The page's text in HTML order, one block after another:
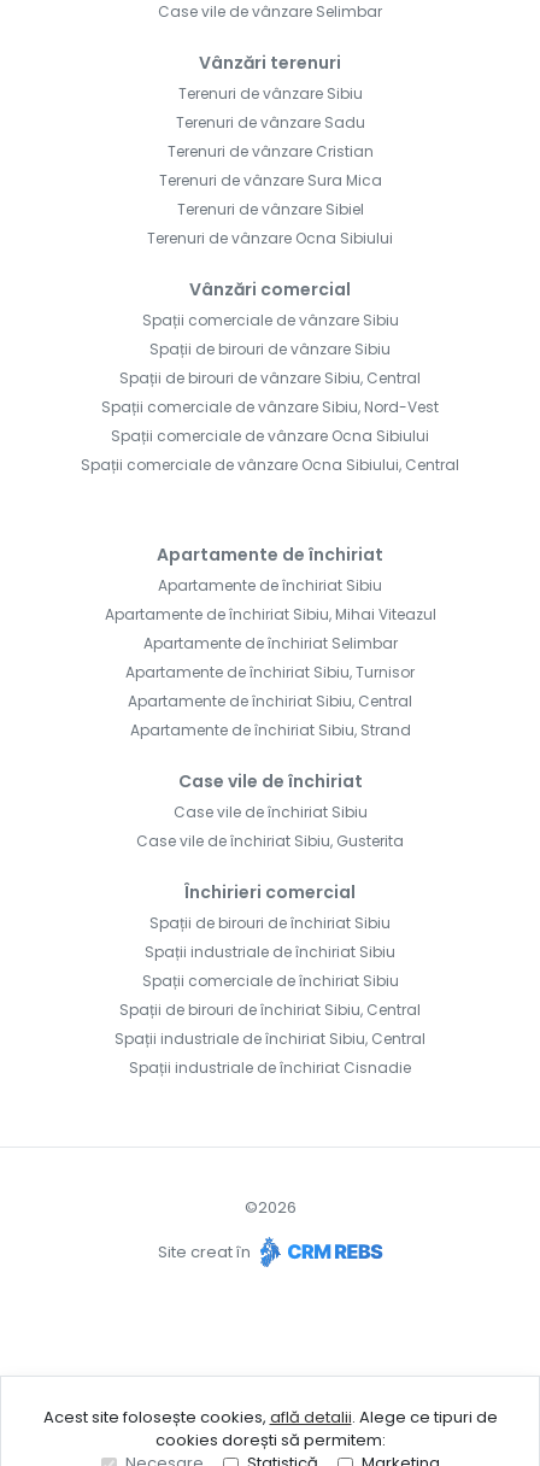
Case vile de vânzare Selimbar
Vânzări terenuri
Terenuri de vânzare Sibiu
Terenuri de vânzare Sadu
Terenuri de vânzare Cristian
Terenuri de vânzare Sura Mica
Terenuri de vânzare Sibiel
Terenuri de vânzare Ocna Sibiului
Vânzări comercial
Spații comerciale de vânzare Sibiu
Spații de birouri de vânzare Sibiu
Spații de birouri de vânzare Sibiu, Central
Spații comerciale de vânzare Sibiu, Nord-Vest
Spații comerciale de vânzare Ocna Sibiului
Spații comerciale de vânzare Ocna Sibiului, Central
Apartamente de închiriat
Apartamente de închiriat Sibiu
Apartamente de închiriat Sibiu, Mihai Viteazul
Apartamente de închiriat Selimbar
Apartamente de închiriat Sibiu, Turnisor
Apartamente de închiriat Sibiu, Central
Apartamente de închiriat Sibiu, Strand
Case vile de închiriat
Case vile de închiriat Sibiu
Case vile de închiriat Sibiu, Gusterita
Închirieri comercial
Spații de birouri de închiriat Sibiu
Spații industriale de închiriat Sibiu
Spații comerciale de închiriat Sibiu
Spații de birouri de închiriat Sibiu, Central
Spații industriale de închiriat Sibiu, Central
Spații industriale de închiriat Cisnadie
©2026
Site creat în
Acest site folosește cookies, află detalii. Alege ce tipuri de
cookies dorești să permitem: